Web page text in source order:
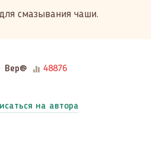
смазывания чаши.
Вер@ 48876
на автора